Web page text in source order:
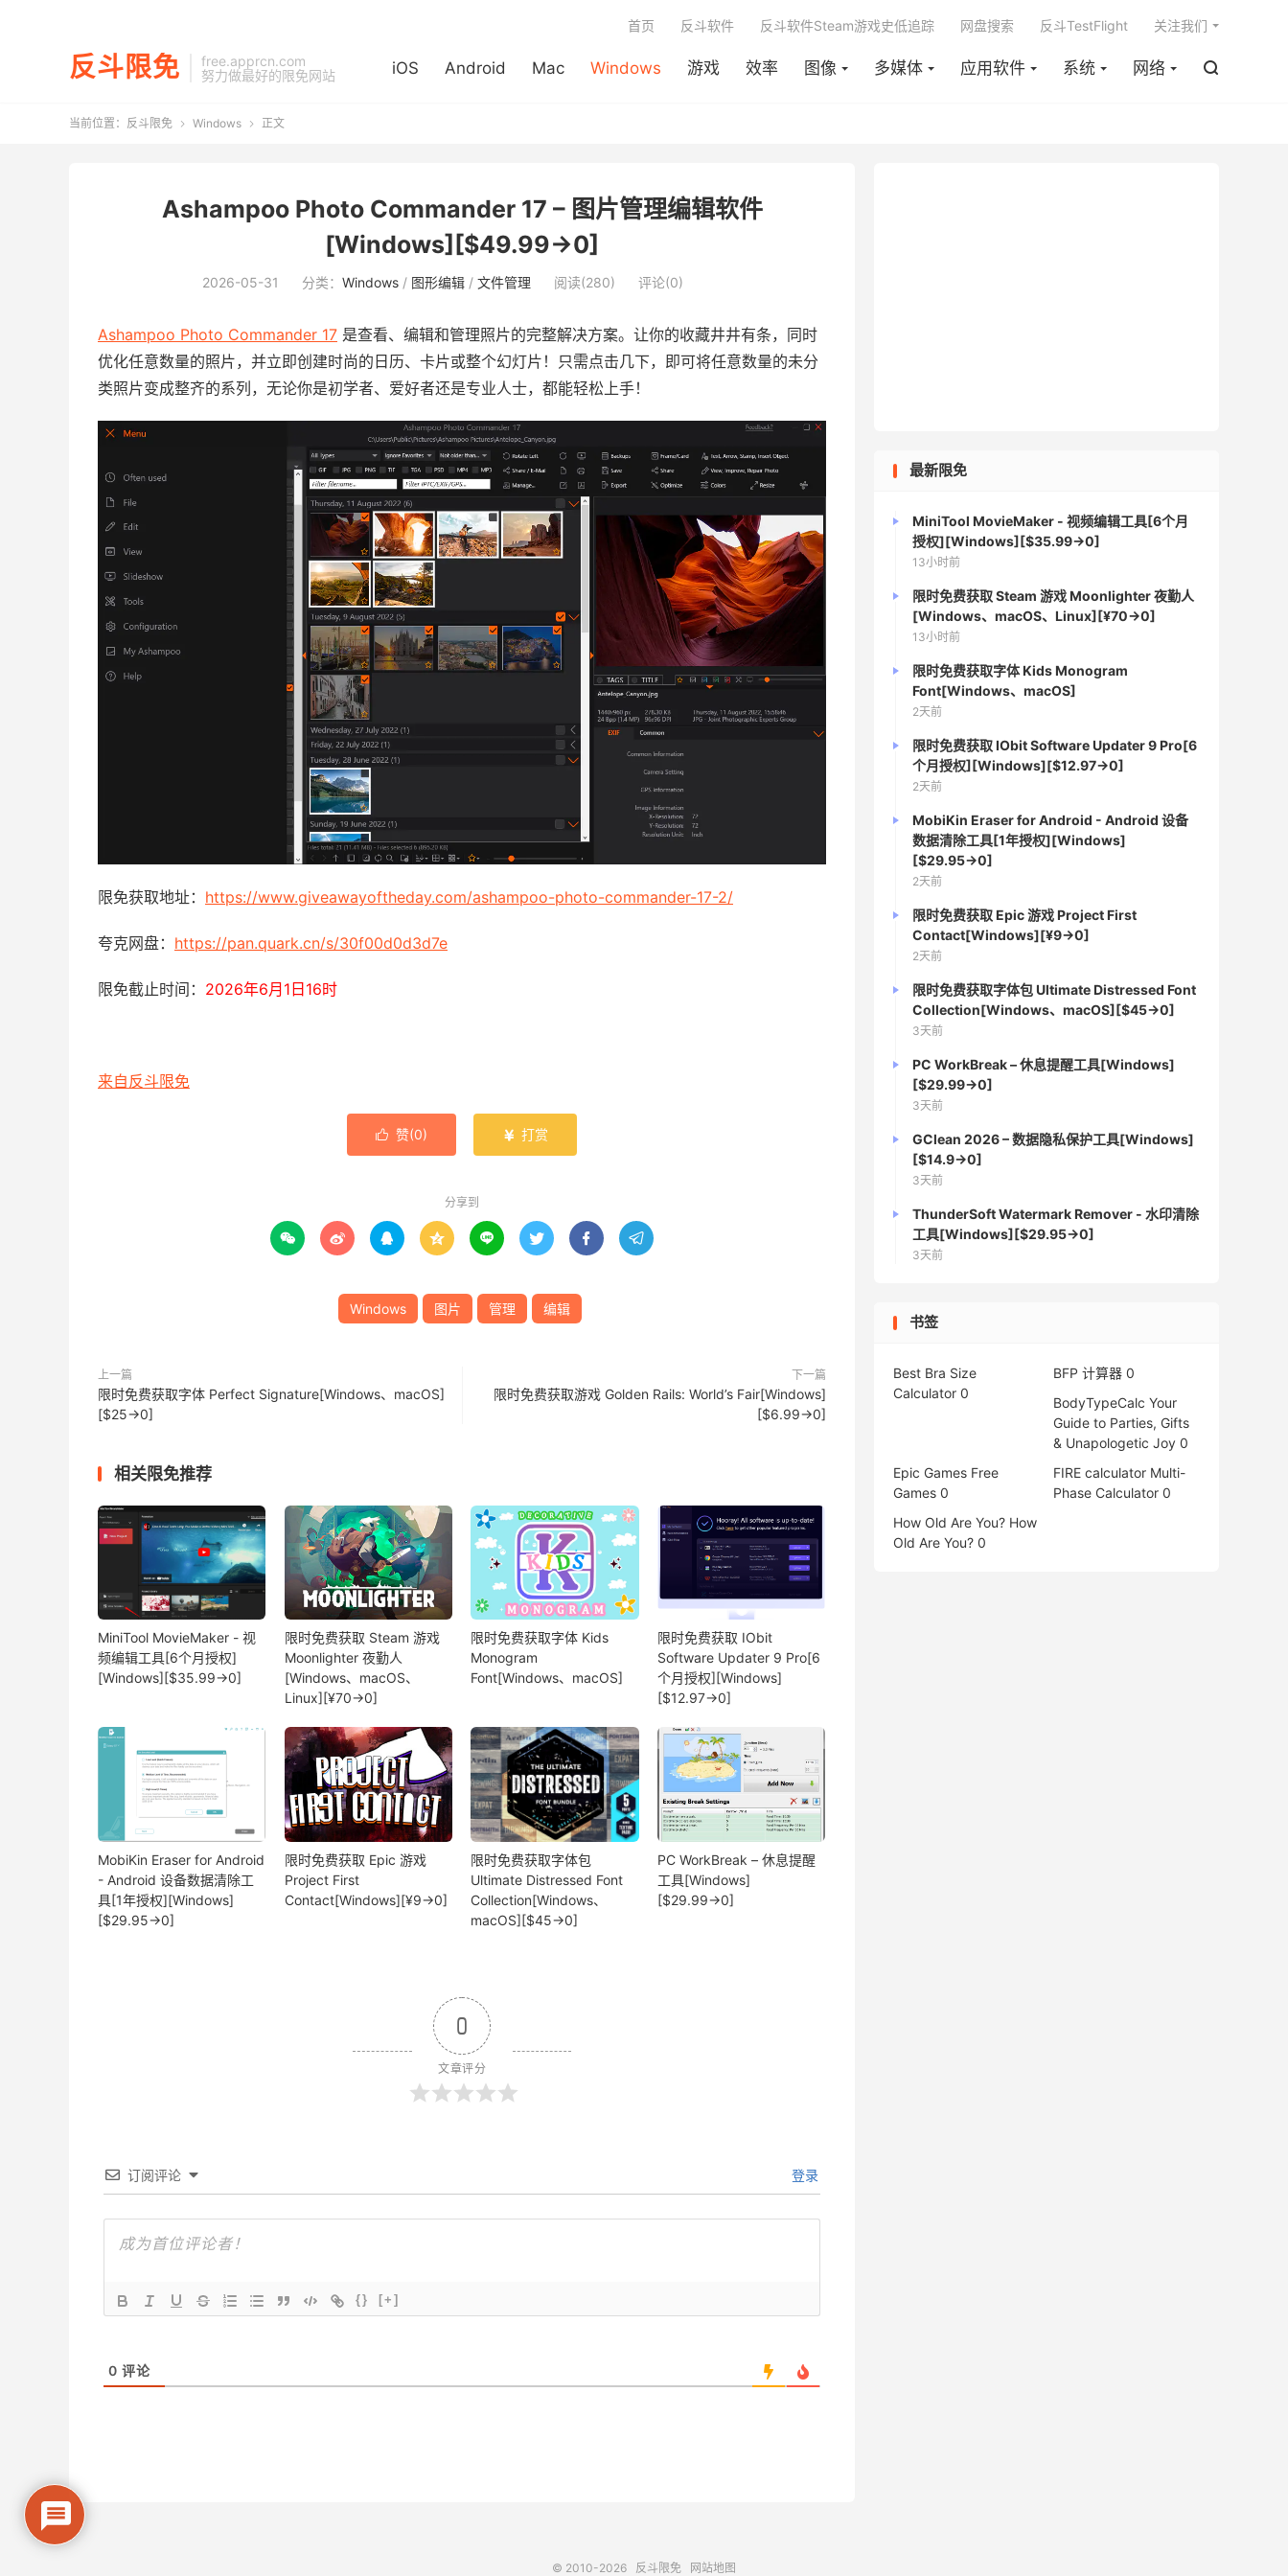
反斗限免
free.apprcn.com
努力做最好的限免网站
iOS Android Mac Windows 游戏 效率 图像 多媒体 应用软件 系统 网络 
首页 反斗软件 反斗软件Steam游戏史低追踪 网盘搜索 反斗TestFlight 关注我们
当前位置： 反斗限免  Windows  正文
Ashampoo Photo Commander 17 – 图片管理编辑软件
[Windows][$49.99→0]
2026-05-31 分类： Windows / 图形编辑 / 文件管理 阅读(280) 评论(0)
Ashampoo Photo Commander 17 是查看、编辑和管理照片的完整解决方案。让你的收藏井井有条，同时
优化任意数量的照片，并立即创建时尚的日历、卡片或整个幻灯片！只需点击几下，即可将任意数量的未分
类照片变成整齐的系列，无论你是初学者、爱好者还是专业人士，都能轻松上手！
限免获取地址： https://www.giveawayoftheday.com/ashampoo-photo-commander-17-2/
夸克网盘： https://pan.quark.cn/s/30f00d0d3d7e
限免截止时间： 2026年6月1日16时
来自反斗限免
 赞(0)  打赏
分享到
       
Windows 图片 管理 编辑
上一篇
限时免费获取字体 Perfect Signature[Windows、macOS]
[$25→0]
下一篇
限时免费获取游戏 Golden Rails: World’s Fair[Windows]
[$6.99→0]
相关限免推荐
MiniTool MovieMaker - 视
频编辑工具[6个月授权]
[Windows][$35.99→0]
限时免费获取 Steam 游戏
Moonlighter 夜勤人
[Windows、macOS、
Linux][¥70→0]
限时免费获取字体 Kids
Monogram
Font[Windows、macOS]
限时免费获取 IObit
Software Updater 9 Pro[6
个月授权][Windows]
[$12.97→0]
MobiKin Eraser for Android
- Android 设备数据清除工
具[1年授权][Windows]
[$29.95→0]
限时免费获取 Epic 游戏
Project First
Contact[Windows][¥9→0]
限时免费获取字体包
Ultimate Distressed Font
Collection[Windows、
macOS][$45→0]
PC WorkBreak – 休息提醒
工具[Windows]
[$29.99→0]
0
文章评分
订阅评论 登录
{} [+]
0 评论
最新限免
MiniTool MovieMaker - 视频编辑工具[6个月
授权][Windows][$35.99→0]
13小时前
限时免费获取 Steam 游戏 Moonlighter 夜勤人
[Windows、macOS、Linux][¥70→0]
13小时前
限时免费获取字体 Kids Monogram
Font[Windows、macOS]
2天前
限时免费获取 IObit Software Updater 9 Pro[6
个月授权][Windows][$12.97→0]
2天前
MobiKin Eraser for Android - Android 设备
数据清除工具[1年授权][Windows]
[$29.95→0]
2天前
限时免费获取 Epic 游戏 Project First
Contact[Windows][¥9→0]
2天前
限时免费获取字体包 Ultimate Distressed Font
Collection[Windows、macOS][$45→0]
3天前
PC WorkBreak – 休息提醒工具[Windows]
[$29.99→0]
3天前
GClean 2026 – 数据隐私保护工具[Windows]
[$14.9→0]
3天前
ThunderSoft Watermark Remover - 水印清除
工具[Windows][$29.95→0]
3天前
书签
Best Bra Size
Calculator 0
BFP 计算器 0
BodyTypeCalc Your
Guide to Parties, Gifts
& Unapologetic Joy 0
Epic Games Free
Games 0
FIRE calculator Multi-
Phase Calculator 0
How Old Are You? How
Old Are You? 0
© 2010-2026 反斗限免 网站地图